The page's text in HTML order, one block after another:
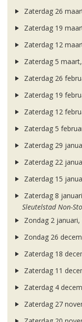
Zaterdag 26
Zaterdag 19
Zaterdag 12
Zaterdag 5
Zaterdag 26
Zaterdag 19
Zaterdag 12
Zaterdag 5
Zaterdag 29
Zaterdag 22
Zaterdag 15
Zaterdag 8
Sleutelstad Non-
Zondag 2 januari,
Zondag 26
Zaterdag 18
Zaterdag 11
Zaterdag 4
Zaterdag 27